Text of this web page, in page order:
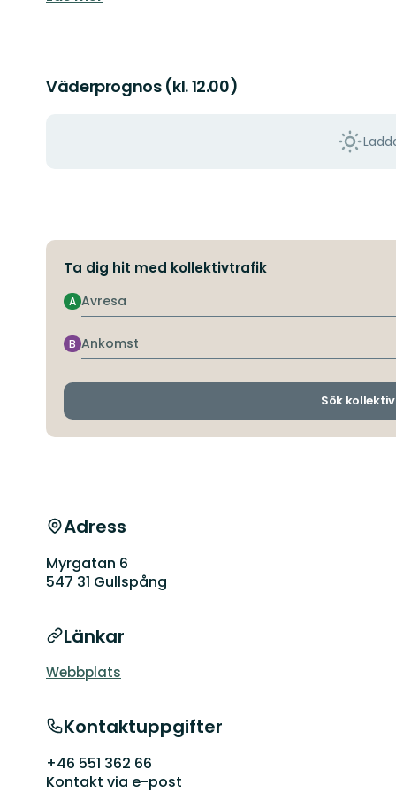
Väderprognos (kl. 12.00)
Ta dig hit med kollektivtrafik
Avresa
A
Ankomst
B
Sök
Adress
Myrgatan 6
547 31 Gullspång
Länkar
Webbplats
Kontaktuppgifter
+46 551 362 66
Kontakt via e-post